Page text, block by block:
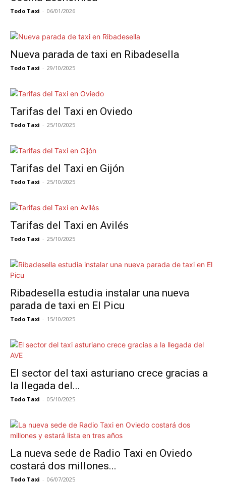
Todo Taxi - 06/01/2026
Nueva parada de taxi en Ribadesella
Todo Taxi - 29/10/2025
Tarifas del Taxi en Oviedo
Todo Taxi - 25/10/2025
Tarifas del Taxi en Gijón
Todo Taxi - 25/10/2025
Tarifas del Taxi en Avilés
Todo Taxi - 25/10/2025
Ribadesella estudia instalar una nueva
parada de taxi en El Picu
Todo Taxi - 15/10/2025
El sector del taxi asturiano crece gracias a
la llegada del...
Todo Taxi - 05/10/2025
La nueva sede de Radio Taxi en Oviedo
costará dos millones...
Todo Taxi - 06/07/2025